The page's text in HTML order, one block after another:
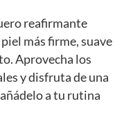
reafirmante
más firme, suave
Aprovecha los
y disfruta de una
a tu rutina